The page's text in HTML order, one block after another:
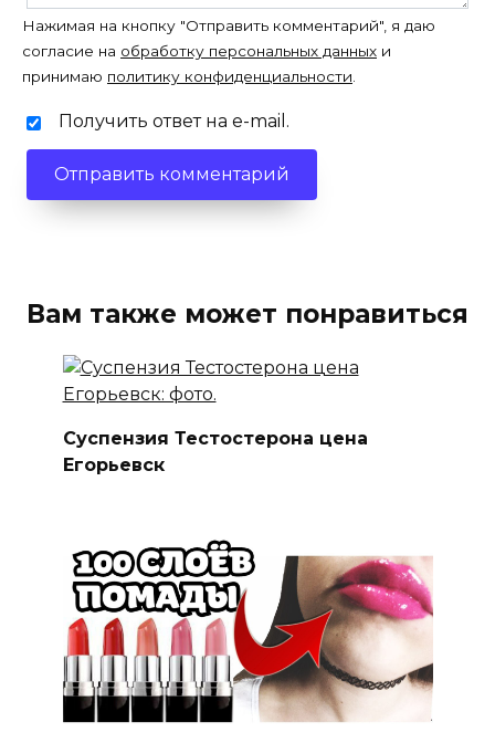
Нажимая на кнопку "Отправить комментарий", я даю
согласие на обработку персональных данных и
принимаю политику конфиденциальности.
Получить ответ на e-mail.
Вам также может понравиться
Суспензия Тестостерона цена
Егорьевск